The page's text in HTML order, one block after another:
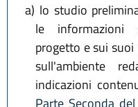
a) lo studio
le informazioni
progetto e sui
sull'ambiente
indicazioni
Parte Seconda